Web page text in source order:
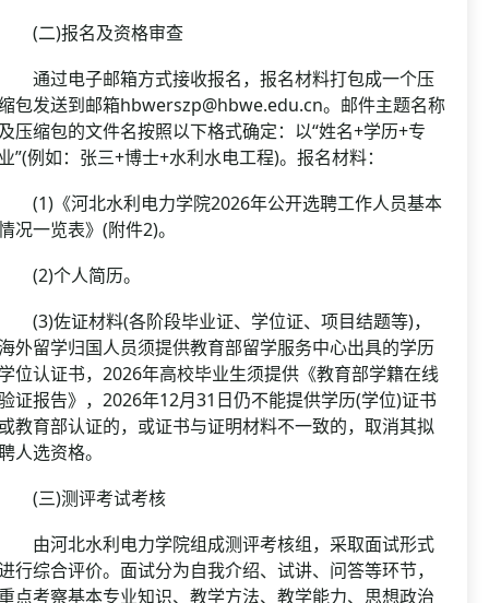
二)报名及资格审查
过电子邮箱方式接收报名，报名材料打包成一个压
包发送到邮箱hbwerszp@hbwe.edu.cn。邮件主题名称
压缩包的文件名按照以下格式确定：以“姓名+学历+专
”(例如：张三+博士+水利水电工程)。报名材料：
《河北水利电力学院2026年公开选聘工作人员基本
况一览表》(附件2)。
个人简历。
佐证材料(各阶段毕业证、学位证、项目结题等)，
外留学归国人员须提供教育部留学服务中心出具的学历
位认证书，2026年高校毕业生须提供《教育部学籍在线
证报告》，2026年12月31日仍不能提供学历(学位)证书
教育部认证的，或证书与证明材料不一致的，取消其拟
人选资格。
三)测评考试考核
河北水利电力学院组成测评考核组，采取面试形式
行综合评价。面试分为自我介绍、试讲、问答等环节，
点考察基本专业知识、教学方法、教学能力、思想政治